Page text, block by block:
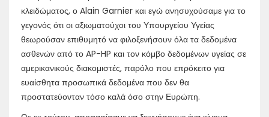
κλειδώματος, ο Alain Garnier και εγώ ανησυχούσαμε για το
γεγονός ότι οι αξιωματούχοι του Υπουργείου Υγείας
θεωρούσαν επιθυμητό να φιλοξενήσουν όλα τα δεδομένα
ασθενών από το AP-HP και τον κόμβο δεδομένων υγείας σε
αμερικανικούς διακομιστές, παρόλο που επρόκειτο για
ευαίσθητα προσωπικά δεδομένα που δεν θα
προστατεύονταν τόσο καλά όσο στην Ευρώπη.